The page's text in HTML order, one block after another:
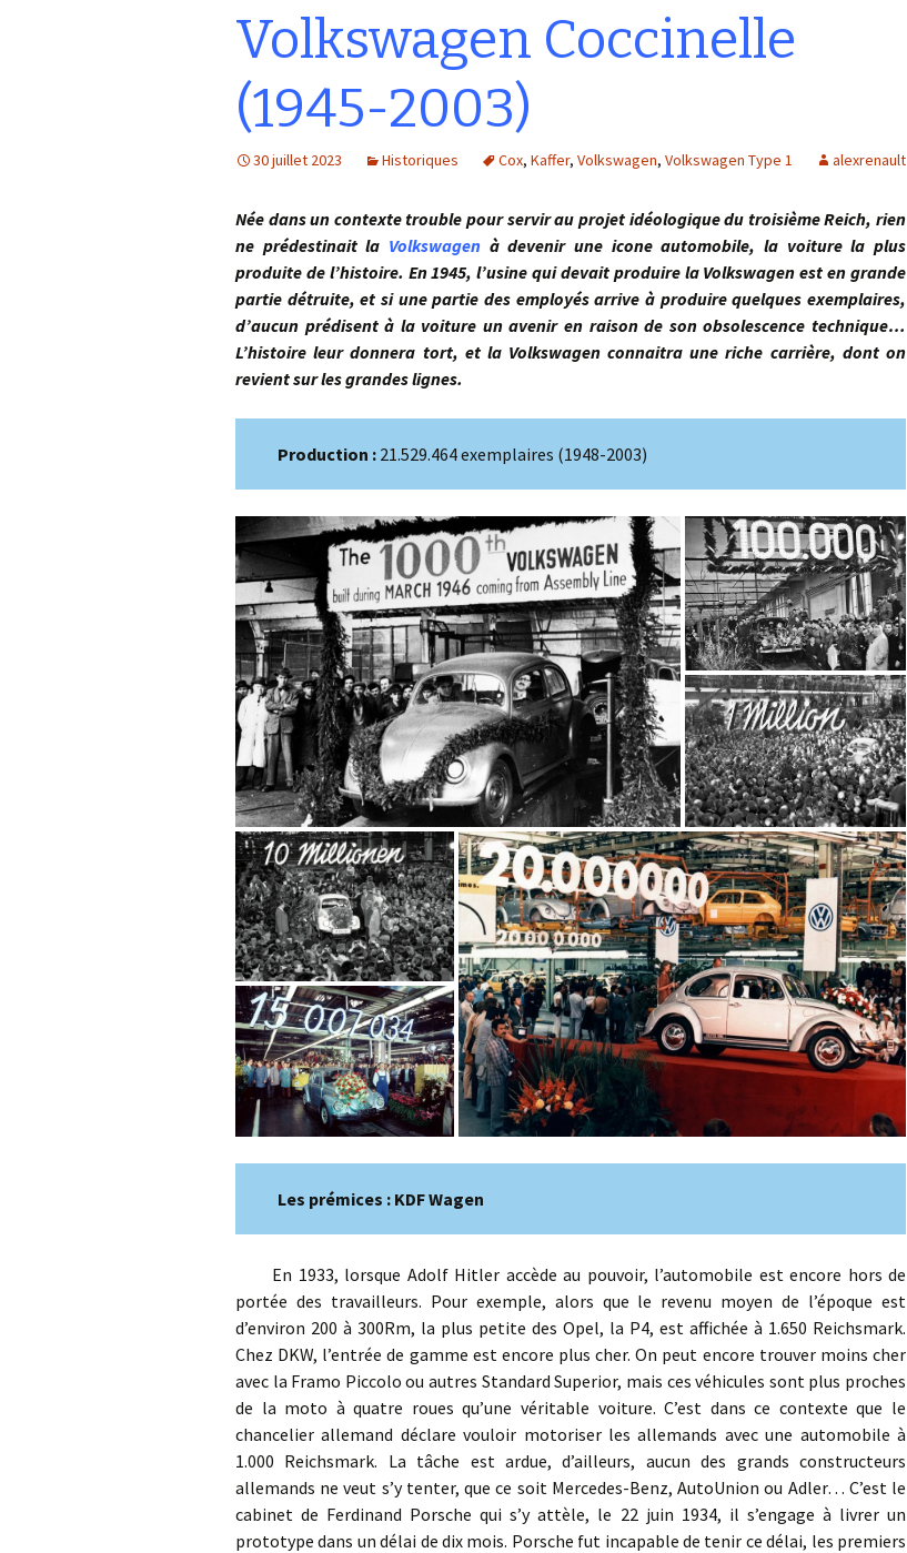
Volkswagen Coccinelle
(1945-2003)
30 juillet 2023 Historiques Cox, Kaffer, Volkswagen, Volkswagen Type 1 alexrenault
Née dans un contexte trouble pour servir au projet idéologique du troisième Reich, rien
ne prédestinait la Volkswagen à devenir une icone automobile, la voiture la plus
produite de l’histoire. En 1945, l’usine qui devait produire la Volkswagen est en grande
partie détruite, et si une partie des employés arrive à produire quelques exemplaires,
d’aucun prédisent à la voiture un avenir en raison de son obsolescence technique…
L’histoire leur donnera tort, et la Volkswagen connaitra une riche carrière, dont on
revient sur les grandes lignes.
Production : 21.529.464 exemplaires (1948-2003)
Les prémices : KDF Wagen
En 1933, lorsque Adolf Hitler accède au pouvoir, l’automobile est encore hors de
portée des travailleurs. Pour exemple, alors que le revenu moyen de l’époque est
d’environ 200 à 300Rm, la plus petite des Opel, la P4, est affichée à 1.650 Reichsmark.
Chez DKW, l’entrée de gamme est encore plus cher. On peut encore trouver moins cher
avec la Framo Piccolo ou autres Standard Superior, mais ces véhicules sont plus proches
de la moto à quatre roues qu’une véritable voiture. C’est dans ce contexte que le
chancelier allemand déclare vouloir motoriser les allemands avec une automobile à
1.000 Reichsmark. La tâche est ardue, d’ailleurs, aucun des grands constructeurs
allemands ne veut s’y tenter, que ce soit Mercedes-Benz, AutoUnion ou Adler… C’est le
cabinet de Ferdinand Porsche qui s’y attèle, le 22 juin 1934, il s’engage à livrer un
prototype dans un délai de dix mois. Porsche fut incapable de tenir ce délai, les premiers